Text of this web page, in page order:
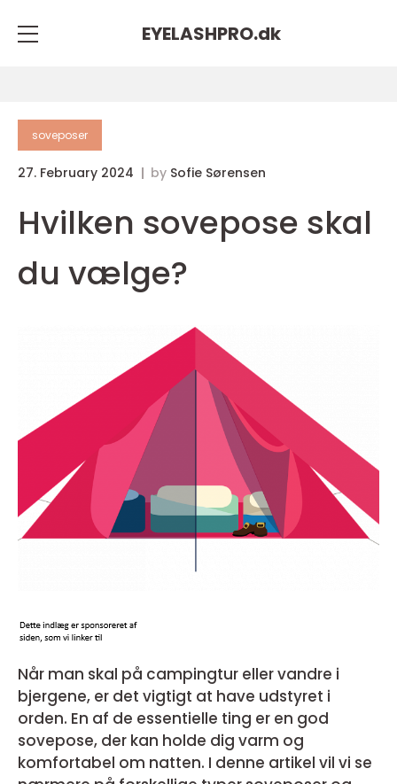
EYELASHPRO.dk
soveposer
27. February 2024 by Sofie Sørensen
Hvilken sovepose skal
du vælge?
Når man skal på campingtur eller vandre i
bjergene, er det vigtigt at have udstyret i
orden. En af de essentielle ting er en god
sovepose, der kan holde dig varm og
komfortabel om natten. I denne artikel vil vi se